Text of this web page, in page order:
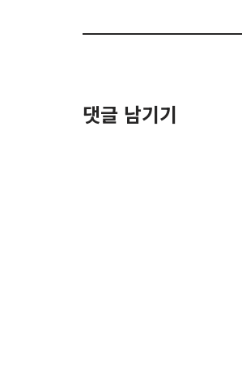
댓글 남기기